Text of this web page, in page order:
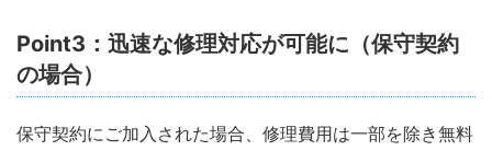
Point3：迅速な修理対応が可能に（保守契約
の場合）
保守契約にご加入された場合、修理費用は一部を除き無料